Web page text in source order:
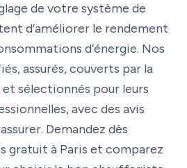
de votre système de
d’améliorer le rendement
d’énergie. Nos
assurés, couverts par la
sélectionnés pour leurs
avec des avis
Demandez dès
gratuit à Paris et comparez